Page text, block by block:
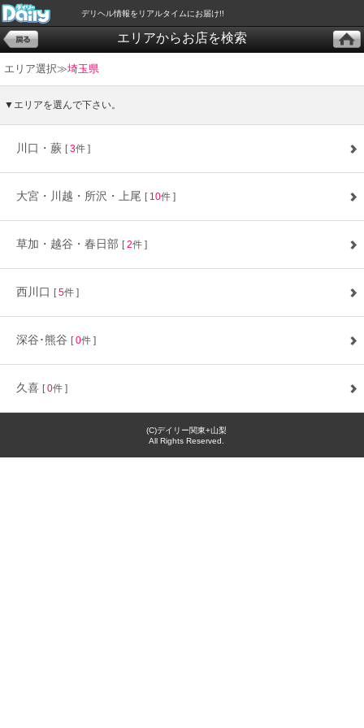
デリヘル情報をリアルタイムにお届け!!
エリアからお店を検索
エリア選択≫埼玉県
▼エリアを選んで下さい。
川口・蕨 [3件 ]
大宮・川越・所沢・上尾 [ 10件 ]
草加・越谷・春日部 [2件 ]
西川口 [5件 ]
深谷･熊谷 [0件 ]
久喜 [0件 ]
(C)デイリー関東+山梨
All Rights Reserved.